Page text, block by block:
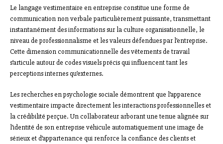
Le langage vestimentaire en entreprise constitue une forme de
communication non verbale particulièrement puissante, transmettant
instantanément des informations sur la culture organisationnelle, le
niveau de professionnalisme et les valeurs défendues par l’entreprise.
Cette dimension communicationnelle des vêtements de travail
s’articule autour de codes visuels précis qui influencent tant les
perceptions internes qu’externes.
Les recherches en psychologie sociale démontrent que l’apparence
vestimentaire impacte directement les interactions professionnelles et
la crédibilité perçue. Un collaborateur arborant une tenue alignée sur
l’identité de son entreprise véhicule automatiquement une image de
sérieux et d’appartenance qui renforce la confiance des clients et